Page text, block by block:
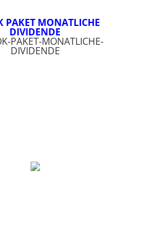
PAKET MONATLICHE
DIVIDENDE